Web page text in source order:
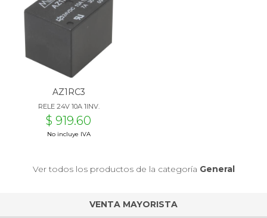
AZ1RC3
RELE 24V 10A 1INV.
$ 919.60
No incluye IVA
Ver todos los productos de la categoría General
VENTA MAYORISTA